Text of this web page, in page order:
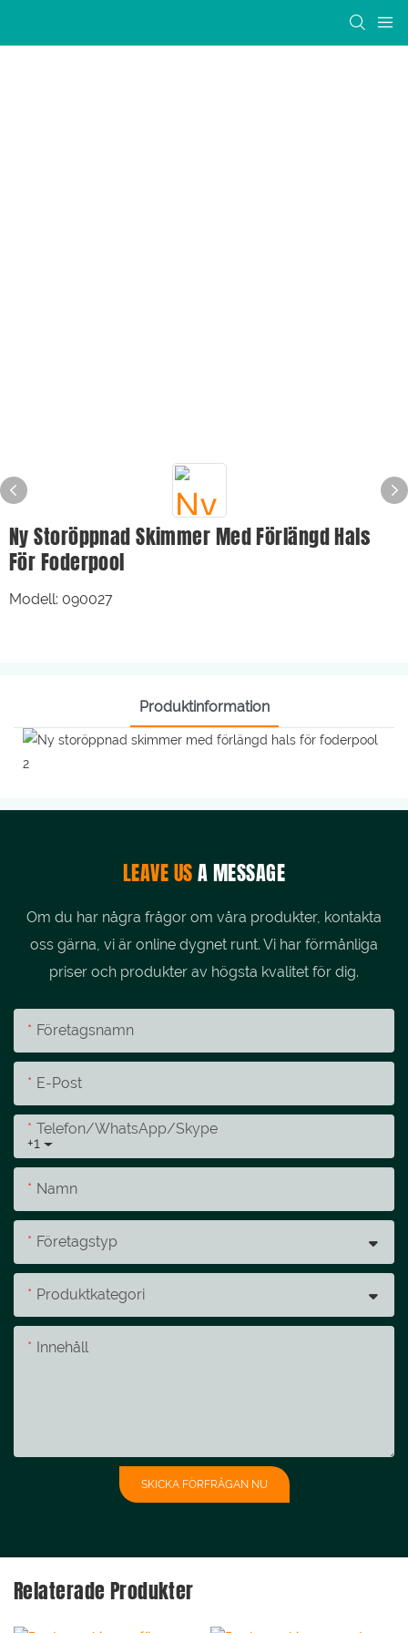
Ny Storöppnad Skimmer Med Förlängd Hals
För Foderpool
Modell: 090027
Produktinformation
LEAVE USA MESSAGE
Om du har några frågor om våra produkter, kontakta
oss gärna, vi är online dygnet runt. Vi har förmånliga
priser och produkter av högsta kvalitet för dig.
Företagsnamn
E-Post
+1
Telefon/whatsApp/skype
Namn
Företagstyp
Produktkategori
Innehåll
SKICKA FÖRFRÅGAN NU
Relaterade Produkter